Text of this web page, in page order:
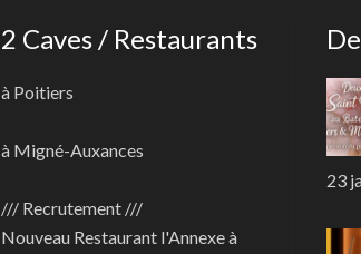
2 Caves / Restaurants
à Poitiers
à Migné-Auxances
/// Recrutement ///
Nouveau Restaurant l'Annexe à
23